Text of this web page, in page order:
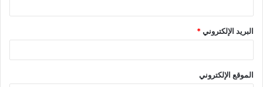
البريد الإلكتروني*
الموقع الإلكتروني